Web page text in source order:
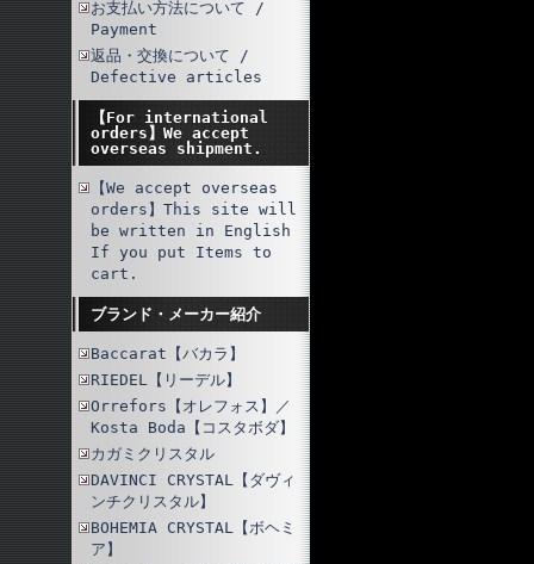
お支払い方法について /
Payment
返品・交換について /
Defective articles
【For international
orders】We accept
overseas shipment.
【We accept overseas
orders】This site will
be written in English
If you put Items to
cart.
ブランド・メーカー紹介
Baccarat【バカラ】
RIEDEL【リーデル】
Orrefors【オレフォス】／
Kosta Boda【コスタボダ】
カガミクリスタル
DAVINCI CRYSTAL【ダヴィ
ンチクリスタル】
BOHEMIA CRYSTAL【ボヘミ
ア】